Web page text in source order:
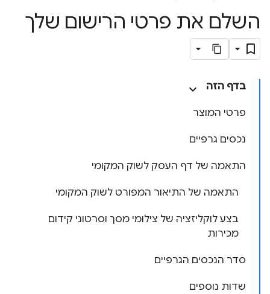
השלם את פרטי הרישום שלך
בדף הזה
פרטי המוצר
נכסים גרפיים
התאמה של דף העסק לשוק המקומי
התאמה של התיאור המפורט לשוק המקומי
בצע לוקליזציה של צילומי מסך וסרטוני קידום
מכירות
סדר הנכסים הגרפיים
שדות נוספים